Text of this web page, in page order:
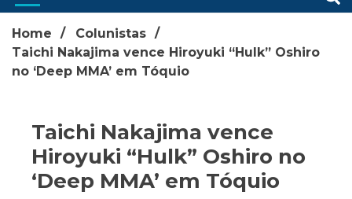
Home
Colunistas
Taichi Nakajima vence Hiroyuki “Hulk” Oshiro
no ‘Deep MMA’ em Tóquio
Taichi Nakajima vence
Hiroyuki “Hulk” Oshiro no
‘Deep MMA’ em Tóquio